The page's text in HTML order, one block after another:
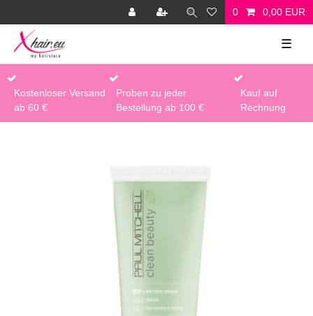
0 0,00 EUR
☰
Kostenloser Versand
ab 60 €
Proben zu jeder
Bestellung ab 100 €
Kauf auf
Rechnung